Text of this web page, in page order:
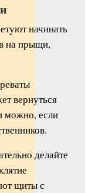
начинать
на прыщи,
вернуться
можно, если
делайте
щиты с